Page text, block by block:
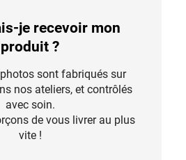
je recevoir mon
produit ?
sont fabriqués sur
nos ateliers, et contrôlés
avec soin.
de vous livrer au plus
vite !